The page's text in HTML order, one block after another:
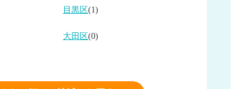
目黒区(1)
大田区(0)